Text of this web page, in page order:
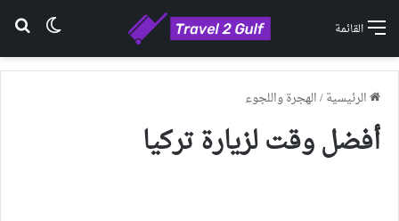
القائمة
الرئيسية/الهجرة واللجوء
أفضل وقت لزيارة تركيا